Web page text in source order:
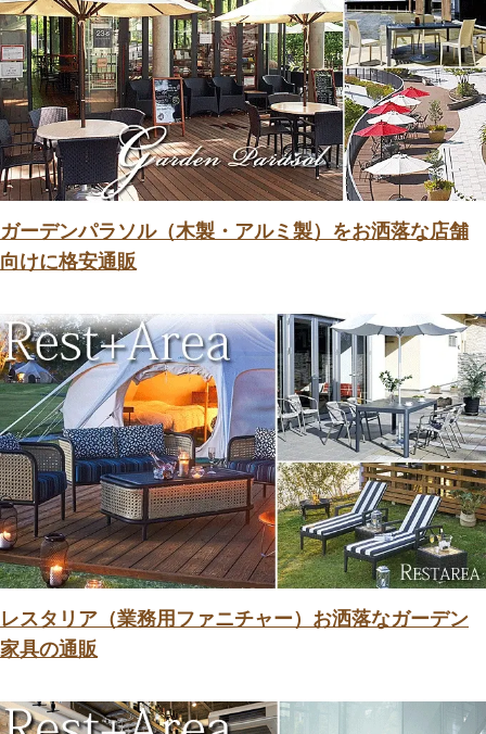
ガーデンパラソル（木製・アルミ製）をお洒落な店舗
向けに格安通販
レスタリア（業務用ファニチャー）お洒落なガーデン
家具の通販